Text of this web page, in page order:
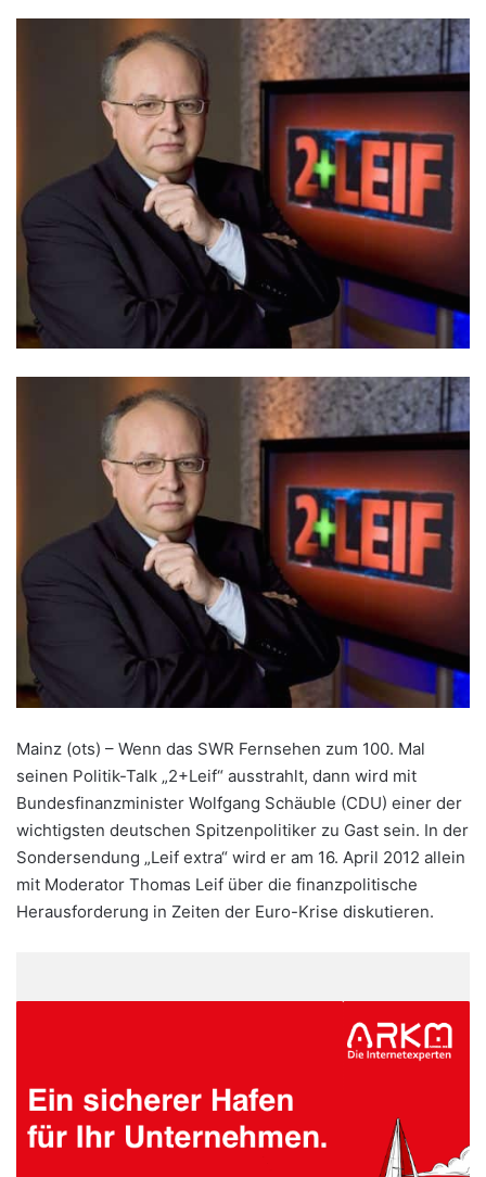
Mainz (ots) – Wenn das SWR Fernsehen zum 100. Mal
seinen Politik-Talk „2+Leif“ ausstrahlt, dann wird mit
Bundesfinanzminister Wolfgang Schäuble (CDU) einer der
wichtigsten deutschen Spitzenpolitiker zu Gast sein. In der
Sondersendung „Leif extra“ wird er am 16. April 2012 allein
mit Moderator Thomas Leif über die finanzpolitische
Herausforderung in Zeiten der Euro-Krise diskutieren.